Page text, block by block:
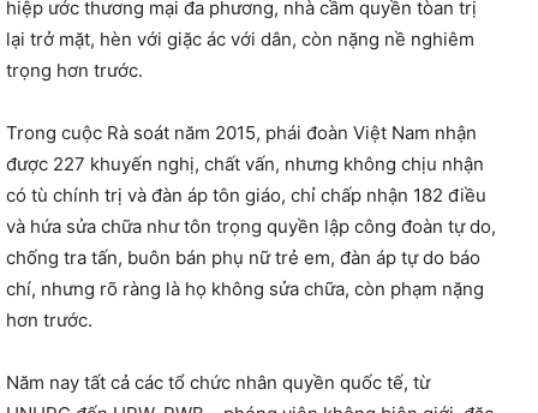
hiệp ước thương mại đa phương, nhà cầm quyền tòan trị
lại trở mặt, hèn với giặc ác với dân, còn nặng nề nghiêm
trọng hơn trước.
Trong cuộc Rà soát năm 2015, phái đoàn Việt Nam nhận
được 227 khuyến nghị, chất vấn, nhưng không chịu nhận
có tù chính trị và đàn áp tôn giáo, chỉ chấp nhận 182 điều
và hứa sửa chữa như tôn trọng quyền lập công đoàn tự do,
chống tra tấn, buôn bán phụ nữ trẻ em, đàn áp tự do báo
chí, nhưng rõ ràng là họ không sửa chữa, còn phạm nặng
hơn trước.
Năm nay tất cả các tổ chức nhân quyền quốc tế, từ